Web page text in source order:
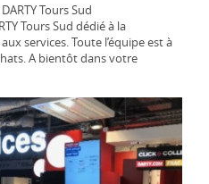
Tours Sud
Tours Sud dédié à la
services. Toute l’équipe est à
A bientôt dans votre